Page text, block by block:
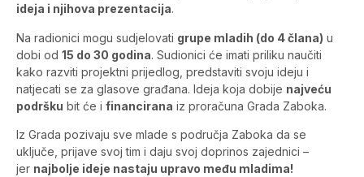
ideja i njihova prezentacija.
Na radionici mogu sudjelovati grupe mladih (do 4 člana) u
dobi od 15 do 30 godina. Sudionici će imati priliku naučiti
kako razviti projektni prijedlog, predstaviti svoju ideju i
natjecati se za glasove građana. Ideja koja dobije najveću
podršku bit će i financirana iz proračuna Grada Zaboka.
Iz Grada pozivaju sve mlade s područja Zaboka da se
uključe, prijave svoj tim i daju svoj doprinos zajednici –
jer najbolje ideje nastaju upravo među mladima!